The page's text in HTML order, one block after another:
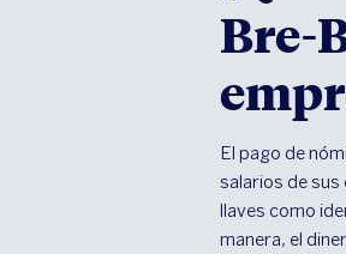
Bre-
El pago de
salarios de sus
llaves como
manera, el